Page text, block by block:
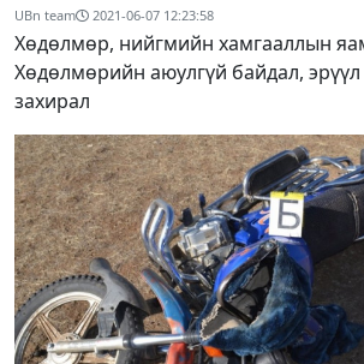
UBn team 2021-06-07 12:23:58
Хөдөлмөр, нийгмийн хамгааллын
Хөдөлмөрийн аюулгүй байдал,
захирал